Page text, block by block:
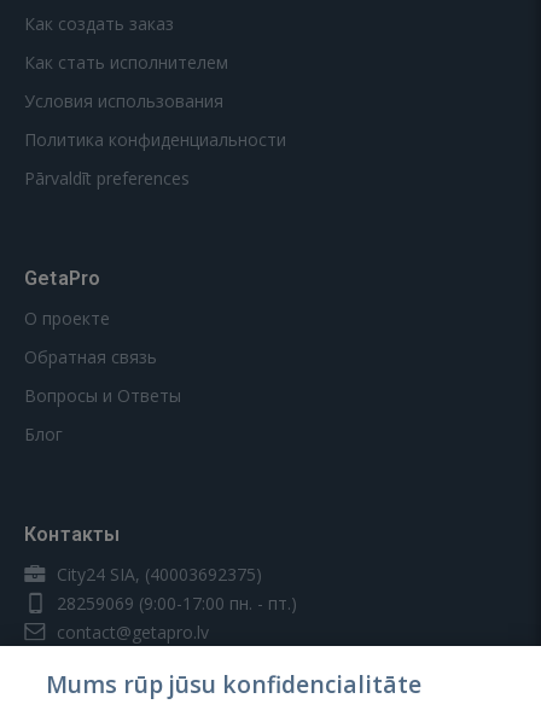
Как создать заказ
Как стать исполнителем
Условия использования
Политика конфиденциальности
Pārvaldīt preferences
GetaPro
О проекте
Обратная связь
Вопросы и Ответы
Блог
Контакты
City24 SIA, (40003692375)
28259069 (9:00-17:00 пн. - пт.)
contact@getapro.lv
Mums rūp jūsu konfidencialitāte